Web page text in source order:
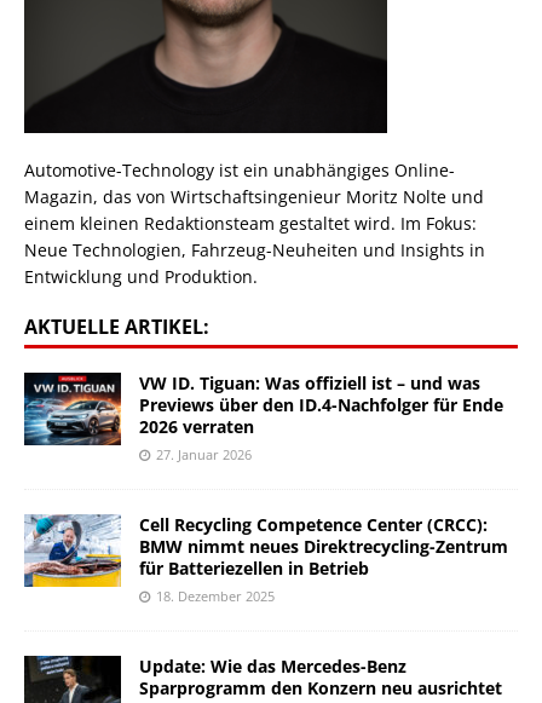
Automotive-Technology ist ein unabhängiges Online-
Magazin, das von Wirtschaftsingenieur Moritz Nolte und
einem kleinen Redaktionsteam gestaltet wird. Im Fokus:
Neue Technologien, Fahrzeug-Neuheiten und Insights in
Entwicklung und Produktion.
AKTUELLE ARTIKEL:
VW ID. Tiguan: Was offiziell ist – und was
Previews über den ID.4-Nachfolger für Ende
2026 verraten
27. Januar 2026
Cell Recycling Competence Center (CRCC):
BMW nimmt neues Direktrecycling-Zentrum
für Batteriezellen in Betrieb
18. Dezember 2025
Update: Wie das Mercedes-Benz
Sparprogramm den Konzern neu ausrichtet